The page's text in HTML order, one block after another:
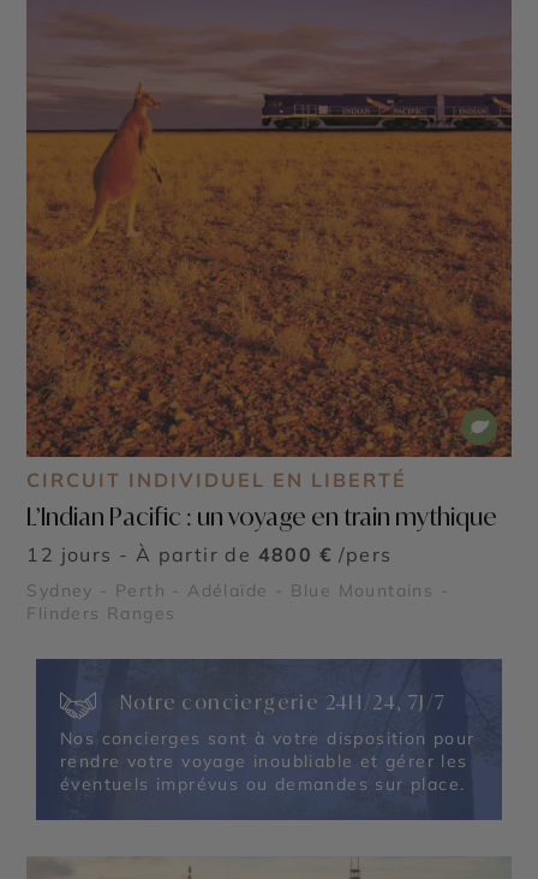
CIRCUIT INDIVIDUEL EN LIBERTÉ
L’Indian Pacific : un voyage en train mythique
12 jours - À partir de 4800 € /pers
Sydney - Perth - Adélaïde - Blue Mountains -
Flinders Ranges
Notre conciergerie 24H/24, 7J/7
Nos concierges sont à votre disposition pour
rendre votre voyage inoubliable et gérer les
éventuels imprévus ou demandes sur place.